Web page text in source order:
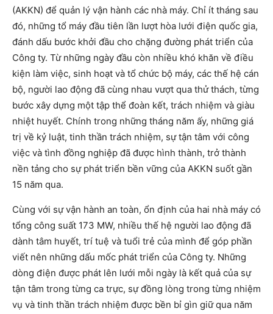
(AKKN) để quản lý vận hành các nhà máy. Chỉ ít tháng sau
đó, những tổ máy đầu tiên lần lượt hòa lưới điện quốc gia,
đánh dấu bước khởi đầu cho chặng đường phát triển của
Công ty. Từ những ngày đầu còn nhiều khó khăn về điều
kiện làm việc, sinh hoạt và tổ chức bộ máy, các thế hệ cán
bộ, người lao động đã cùng nhau vượt qua thử thách, từng
bước xây dựng một tập thể đoàn kết, trách nhiệm và giàu
nhiệt huyết. Chính trong những tháng năm ấy, những giá
trị về kỷ luật, tinh thần trách nhiệm, sự tận tâm với công
việc và tình đồng nghiệp đã được hình thành, trở thành
nền tảng cho sự phát triển bền vững của AKKN suốt gần
15 năm qua.
Cùng với sự vận hành an toàn, ổn định của hai nhà máy có
tổng công suất 173 MW, nhiều thế hệ người lao động đã
dành tâm huyết, trí tuệ và tuổi trẻ của mình để góp phần
viết nên những dấu mốc phát triển của Công ty. Những
dòng điện được phát lên lưới mỗi ngày là kết quả của sự
tận tâm trong từng ca trực, sự đồng lòng trong từng nhiệm
vụ và tinh thần trách nhiệm được bền bỉ gìn giữ qua năm